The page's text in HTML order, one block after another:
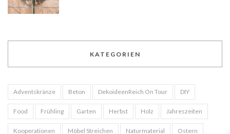
KATEGORIEN
Adventskränze Beton DekoideenReich On Tour DIY
Food Frühling Garten Herbst Holz Jahreszeiten
Kooperationen Möbel Streichen Naturmaterial Ostern